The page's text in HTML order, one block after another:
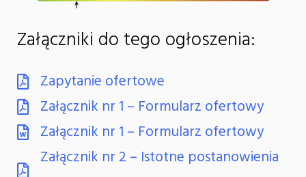
Załączniki do tego ogłoszenia:
Zapytanie ofertowe
Załącznik nr 1 – Formularz ofertowy
Załącznik nr 1 – Formularz ofertowy
Załącznik nr 2 – Istotne postanowienia